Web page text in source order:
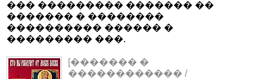
��� ��������� ������� ��
������� � ��������
���������� ������ �
��������� ���.
[������� �
������������ /